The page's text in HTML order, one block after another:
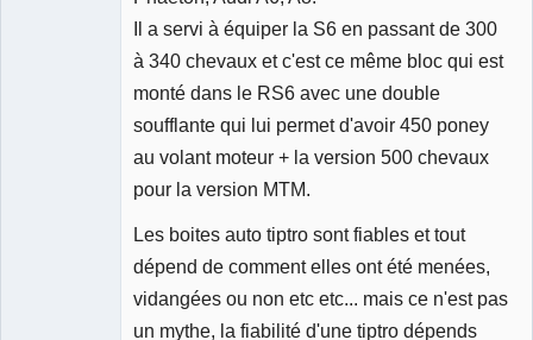
Il a servi à équiper la S6 en passant de 300
à 340 chevaux et c'est ce même bloc qui est
monté dans le RS6 avec une double
soufflante qui lui permet d'avoir 450 poney
au volant moteur + la version 500 chevaux
pour la version MTM.
Les boites auto tiptro sont fiables et tout
dépend de comment elles ont été menées,
vidangées ou non etc etc... mais ce n'est pas
un mythe, la fiabilité d'une tiptro dépends